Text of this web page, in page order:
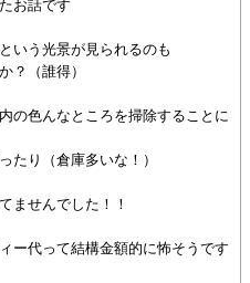
お話です
いう光景が見られるのも
？（誰得）
の色んなところを掃除することに
たり（倉庫多いな！）
ませんでした！！
ー代って結構金額的に怖そうです